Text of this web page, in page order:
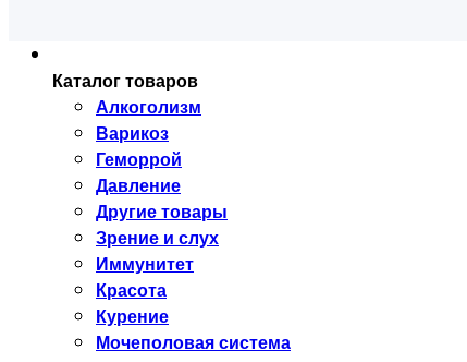
Каталог товаров
Алкоголизм
Варикоз
Геморрой
Давление
Другие товары
Зрение и слух
Иммунитет
Красота
Курение
Мочеполовая система